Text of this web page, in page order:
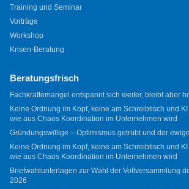
Training und Seminar
Vorträge
Workshop
Krisen-Beratung
Beratungsfrisch
Fachkräftemangel entspannt sich weiter, bleibt aber
Keine Ordnung im Kopf, keine am Schreibtisch und
wie aus Chaos Koordination im Unternehmen wird
Gründungswillige – Optimismus getrübt und der
Keine Ordnung im Kopf, keine am Schreibtisch und
wie aus Chaos Koordination im Unternehmen wird
Briefwahlunterlagen zur Wahl der Vollversammlung
2026